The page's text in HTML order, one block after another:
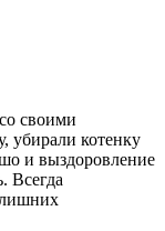
своими
убирали котенку
и выздоровление
Всегда